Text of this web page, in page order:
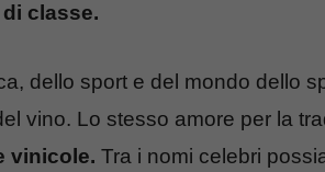
classe.
dello sport e del mondo dello
vino. Lo stesso amore per la
vinicole. Tra i nomi celebri